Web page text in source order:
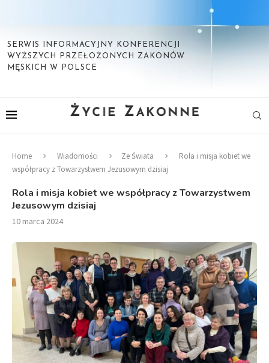
SERWIS INFORMACYJNY KONFERENCJI
WYŻSZYCH PRZEŁOŻONYCH ZAKONÓW
MĘSKICH W POLSCE
Home Wiadomości Ze Świata
Rola i misja kobiet we
współpracy z Towarzystwem Jezusowym dzisiaj
Rola i misja kobiet we współpracy z Towarzystwem
Jezusowym dzisiaj
10 marca 2024